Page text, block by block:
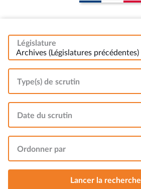
Législature
Archives (Législatures précédentes)
Type(s) de scrutin
Date du scrutin
Ordonner par
Lancer la recherche